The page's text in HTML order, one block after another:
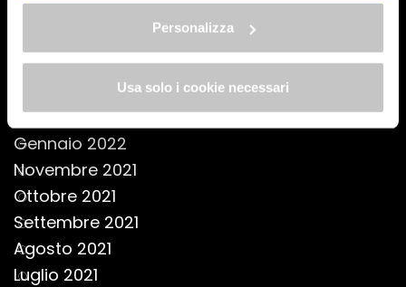
Personalizza
Usa solo i cookie necessari
Novembre 2022
Luglio 2022
Marzo 2022
Gennaio 2022
Novembre 2021
Ottobre 2021
Settembre 2021
Agosto 2021
Luglio 2021